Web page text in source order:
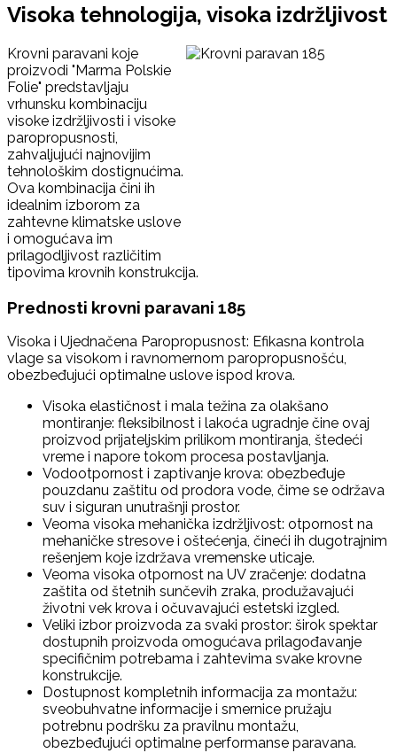
Visoka tehnologija, visoka izdržljivost
Krovni paravani koje
proizvodi "Marma Polskie
Folie" predstavljaju
vrhunsku kombinaciju
visoke izdržljivosti i visoke
paropropusnosti,
zahvaljujući najnovijim
tehnološkim dostignućima.
Ova kombinacija čini ih
idealnim izborom za
zahtevne klimatske uslove
i omogućava im
prilagodljivost različitim
tipovima krovnih konstrukcija.
Prednosti krovni paravani 185
Visoka i Ujednačena Paropropusnost: Efikasna kontrola
vlage sa visokom i ravnomernom paropropusnošću,
obezbeđujući optimalne uslove ispod krova.
Visoka elastičnost i mala težina za olakšano
montiranje: fleksibilnost i lakoća ugradnje čine ovaj
proizvod prijateljskim prilikom montiranja, štedeći
vreme i napore tokom procesa postavljanja.
Vodootpornost i zaptivanje krova: obezbeđuje
pouzdanu zaštitu od prodora vode, čime se održava
suv i siguran unutrašnji prostor.
Veoma visoka mehanička izdržljivost: otpornost na
mehaničke stresove i oštećenja, čineći ih dugotrajnim
rešenjem koje izdržava vremenske uticaje.
Veoma visoka otpornost na UV zračenje: dodatna
zaštita od štetnih sunčevih zraka, produžavajući
životni vek krova i očuvavajući estetski izgled.
Veliki izbor proizvoda za svaki prostor: širok spektar
dostupnih proizvoda omogućava prilagođavanje
specifičnim potrebama i zahtevima svake krovne
konstrukcije.
Dostupnost kompletnih informacija za montažu:
sveobuhvatne informacije i smernice pružaju
potrebnu podršku za pravilnu montažu,
obezbeđujući optimalne performanse paravana.